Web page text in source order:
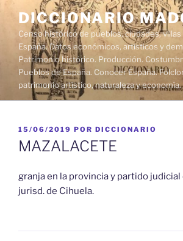
contenido
DICCIONARIO
Censo histórico de pueblos, ciudades, villas
España. Datos económicos, artísticos y
Patrimonio histórico. Producción.
Pueblos de España. Conocer España.
patrimonio artístico, naturaleza y economía.
PUBLICADO
EL
15/06/2019 POR DICCIONARIO
MAZALACETE
granja en la provincia y partido judicial
jurisd. de Cihuela.